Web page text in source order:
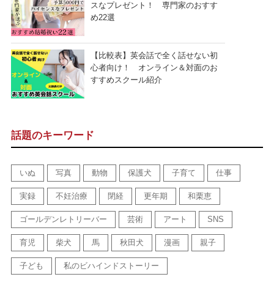
スなプレゼント！ 専門家のおすす
め22選
【比較表】英会話で全く話せない初
心者向け！ オンライン＆対面のお
すすめスクール紹介
話題のキーワード
いぬ 写真 動物 保護犬 子育て 仕事
実録 不妊治療 閉経 更年期 和栗恵
ゴールデンレトリーバー 芸術 アート SNS
育児 柴犬 馬 秋田犬 漫画 親子
子ども 私のビハインドストーリー